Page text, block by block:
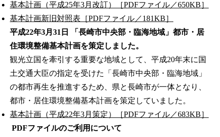
基本計画（平成25年3月改訂）［PDFファイル／650KB］
基本計画新旧対照表［PDFファイル／181KB］
平成22年3月31日 「長崎市中央部・臨海地域」都市・居
住環境整備基本計画を策定しました。
観光立国を牽引する重要な地域として、平成20年末に国
土交通大臣の指定を受けた「長崎市中央部・臨海地域」
の都市再生を推進するため、県と長崎市が一体となり、
都市・居住環境整備基本計画を策定していました。
基本計画（平成22年3月策定）［PDFファイル／683KB］
PDFファイルのご利用について